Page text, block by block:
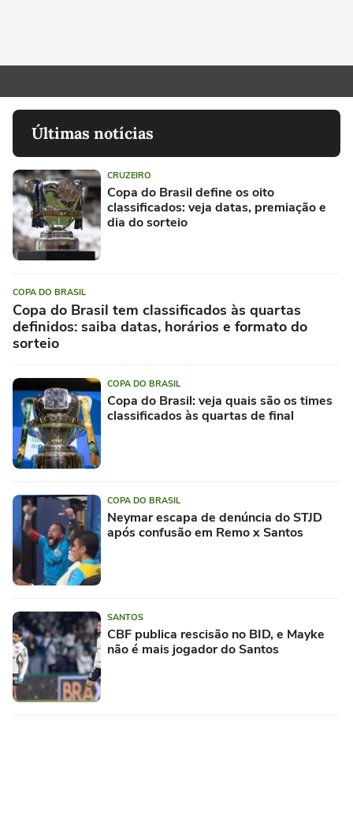
Últimas notícias
CRUZEIRO
Copa do Brasil define os oito
classificados: veja datas, premiação e
dia do sorteio
COPA DO BRASIL
Copa do Brasil tem classificados às quartas
definidos: saiba datas, horários e formato do
sorteio
COPA DO BRASIL
Copa do Brasil: veja quais são os times
classificados às quartas de final
COPA DO BRASIL
Neymar escapa de denúncia do STJD
após confusão em Remo x Santos
SANTOS
CBF publica rescisão no BID, e Mayke
não é mais jogador do Santos